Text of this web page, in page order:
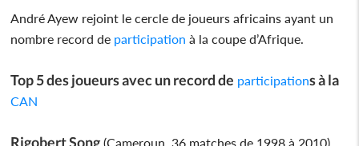
André Ayew rejoint le cercle de joueurs africains ayant un
nombre record de participation à la coupe d’Afrique.
Top 5 des joueurs avec un record de participations à la
CAN
Rigobert Song (Cameroun, 36 matches de 1998 à 2010),